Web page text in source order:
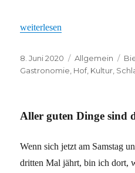
„Schlappentag 2020“
weiterlesen
Veröffentlicht
am
8. Juni 2020 Kategorien
Allgemein
Gastronomie Hof, Kultur
Aller guten Dinge sind
Wenn sich jetzt am Samstag
dritten Mal jährt, bin ich dort,